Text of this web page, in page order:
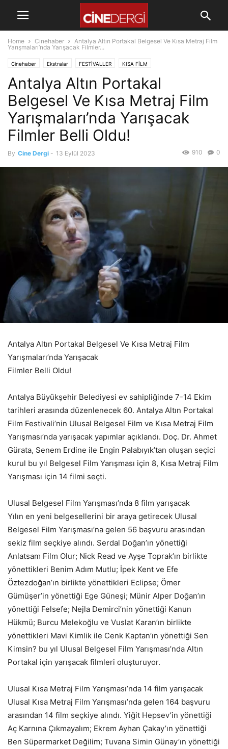
Home Cinehaber
Antalya Altın Portakal Belgesel Ve Kısa Metraj Film
Yarışmaları’nda Yarışacak Filmler...
Cinehaber Ekstralar FESTİVALLER KISA FİLM
Antalya Altın Portakal
Belgesel Ve Kısa Metraj Film
Yarışmaları’nda Yarışacak
Filmler Belli Oldu!
By Cine Dergi - 13 Eylül 2023 0
910
Antalya Altın Portakal Belgesel Ve Kısa Metraj Film
Yarışmaları’nda Yarışacak
Filmler Belli Oldu!
Antalya Büyükşehir Belediyesi ev sahipliğinde 7-14 Ekim
tarihleri arasında düzenlenecek 60. Antalya Altın Portakal
Film Festivali’nin Ulusal Belgesel Film ve Kısa Metraj Film
Yarışması’nda yarışacak yapımlar açıklandı. Doç. Dr. Ahmet
Gürata, Senem Erdine ile Engin Palabıyık’tan oluşan seçici
kurul bu yıl Belgesel Film Yarışması için 8, Kısa Metraj Film
Yarışması için 14 filmi seçti.
Ulusal Belgesel Film Yarışması’nda 8 film yarışacak
Yılın en yeni belgesellerini bir araya getirecek Ulusal
Belgesel Film Yarışması’na gelen 56 başvuru arasından
sekiz film seçkiye alındı. Serdal Doğan’ın yönettiği
Anlatsam Film Olur; Nick Read ve Ayşe Toprak’ın birlikte
yönettikleri Benim Adım Mutlu; İpek Kent ve Efe
Öztezdoğan’ın birlikte yönettikleri Eclipse; Ömer
Gümüşer’in yönettiği Ege Güneşi; Münir Alper Doğan’ın
yönettiği Felsefe; Nejla Demirci’nin yönettiği Kanun
Hükmü; Burcu Melekoğlu ve Vuslat Karan’ın birlikte
yönettikleri Mavi Kimlik ile Cenk Kaptan’ın yönettiği Sen
Kimsin? bu yıl Ulusal Belgesel Film Yarışması’nda Altın
Portakal için yarışacak filmleri oluşturuyor.
Ulusal Kısa Metraj Film Yarışması’nda 14 film yarışacak
Ulusal Kısa Metraj Film Yarışması’nda gelen 164 başvuru
arasından 14 film seçkiye alındı. Yiğit Hepsev’in yönettiği
Aç Karnına Çıkmayalım; Ekrem Ayhan Çakay’ın yönettiği
Ben Süpermarket Değilim; Tuvana Simin Günay’ın yönettiği